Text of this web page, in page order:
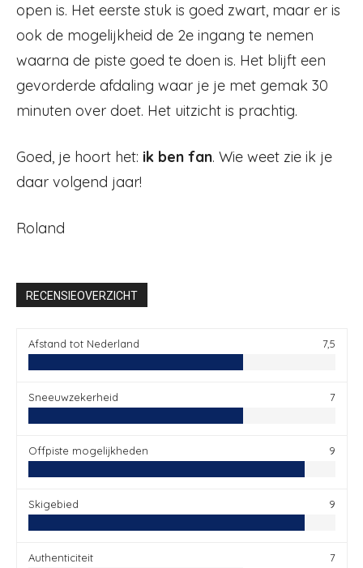
open is. Het eerste stuk is goed zwart, maar er is
ook de mogelijkheid de 2e ingang te nemen
waarna de piste goed te doen is. Het blijft een
gevorderde afdaling waar je je met gemak 30
minuten over doet. Het uitzicht is prachtig.
Goed, je hoort het: ik ben fan. Wie weet zie ik je
daar volgend jaar!
Roland
RECENSIEOVERZICHT
Afstand tot Nederland 7,5
Sneeuwzekerheid 7
Offpiste mogelijkheden 9
Skigebied 9
Authenticiteit 7